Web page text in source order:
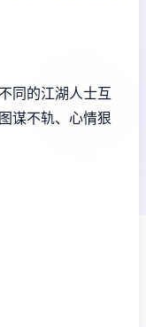
同的江湖人士互
谋不轨、心情狠